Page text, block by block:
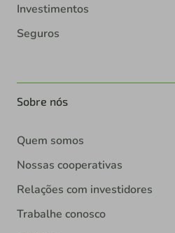
Investimentos
Seguros
Sobre nós
Quem somos
Nossas cooperativas
Relações com investidores
Trabalhe conosco